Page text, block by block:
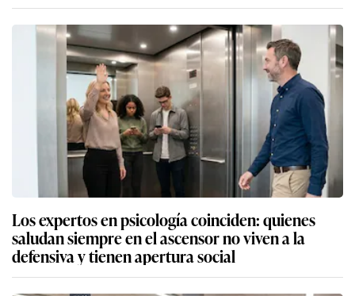
Los expertos en psicología coinciden: quienes
saludan siempre en el ascensor no viven a la
defensiva y tienen apertura social